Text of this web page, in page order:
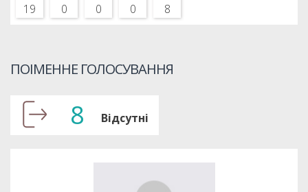
19 0 0 0 8
ПОІМЕННЕ ГОЛОСУВАННЯ
8 Відсутні